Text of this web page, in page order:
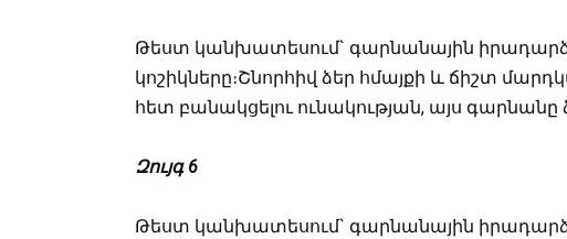
Թեստ կանխատեսում` գարնանային
կոշիկները։Շնորհիվ ձեր հմայքի և ճիշտ
հետ բանակցելու ունակության, այս
Զույգ 6
Թեստ կանխատեսում` գարնանային